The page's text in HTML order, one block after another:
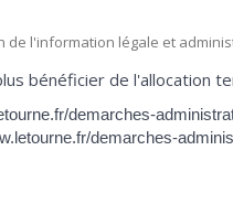
de l'information légale et
bénéficier de l'allocation
demarches-
demarches-